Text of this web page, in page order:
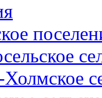
Холмское